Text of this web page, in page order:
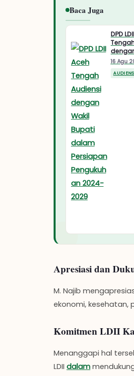
Baca Juga
DPD
Bupati
16 Agu
Apresiasi dan
M. Najib
ekonomi, kesehatan,
Komitmen LDII
Menanggapi hal
LDII dalam